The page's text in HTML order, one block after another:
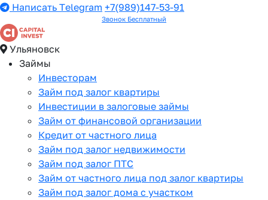
Написать Telegram +7(989)147-53-91
Звонок Бесплатный
Ульяновск
Займы
Инвесторам
Займ под залог квартиры
Инвестиции в залоговые займы
Займ от финансовой организации
Кредит от частного лица
Займ под залог недвижимости
Займ под залог ПТС
Займ от частного лица под залог квартиры
Займ под залог дома с участком